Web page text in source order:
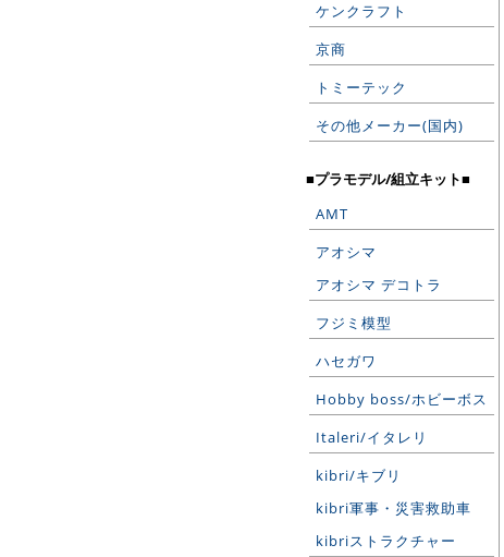
ケンクラフト
京商
トミーテック
その他メーカー(国内)
■プラモデル/組立キット■
AMT
アオシマ
アオシマ デコトラ
フジミ模型
ハセガワ
Hobby boss/ホビーボス
Italeri/イタレリ
kibri/キブリ
kibri軍事・災害救助車
kibriストラクチャー